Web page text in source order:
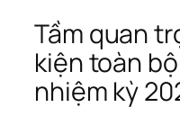
Tầm quan
kiện toàn
nhiệm kỳ